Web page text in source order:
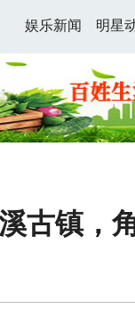
娱乐新闻 明星
古镇，